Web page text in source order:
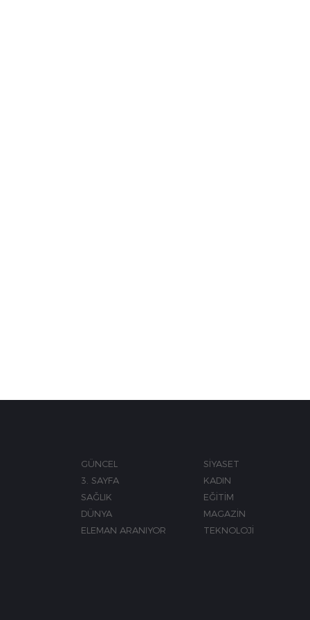
GÜNCEL
SİYASET
3. SAYFA
KADIN
SAĞLIK
EĞİTİM
DÜNYA
MAGAZİN
ELEMAN ARANIYOR
TEKNOLOJİ